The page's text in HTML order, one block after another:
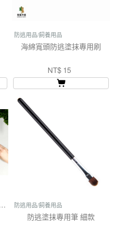
防逃用品/飼養用品
海綿寬頭防逃塗抹專用刷
NT$ 15
飼
養用品/新手必備/完整配件/新版外掛濕度供應器
防逃用品/飼養用品
防逃塗抹專用筆 細款